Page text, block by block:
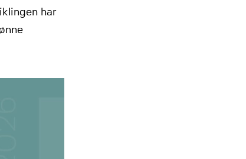
har